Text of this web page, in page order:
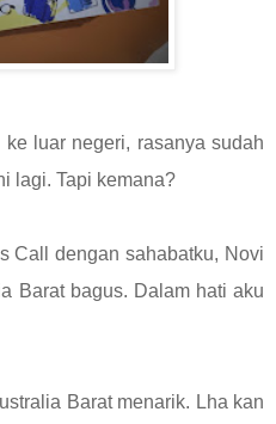
luar negeri, rasanya sudah
lagi. Tapi kemana?
Call dengan sahabatku, Novi
Barat bagus. Dalam hati aku
Barat menarik. Lha kan